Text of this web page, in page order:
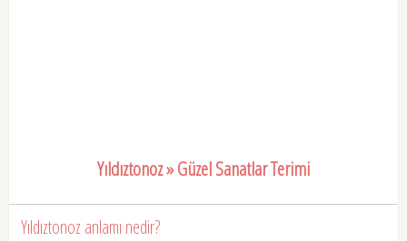
Yıldıztonoz » Güzel Sanatlar Terimi
Yıldıztonoz anlamı nedir?